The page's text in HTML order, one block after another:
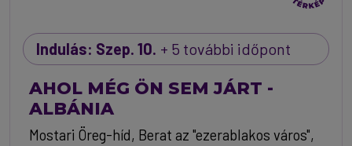
Indulás: Szep. 10. + 5 további időpont
AHOL MÉG ÖN SEM JÁRT -
ALBÁNIA
Mostari Öreg-híd, Berat az "ezerablakos város",